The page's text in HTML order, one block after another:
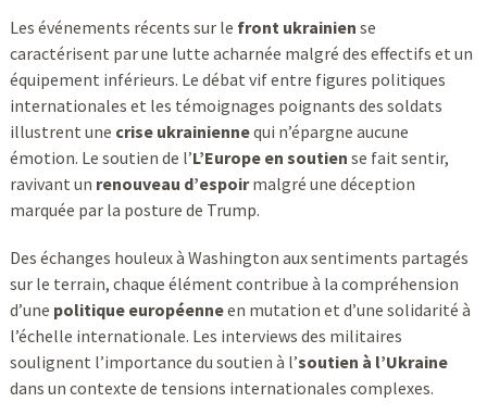
Les événements récents sur le front ukrainien se
caractérisent par une lutte acharnée malgré des effectifs et un
équipement inférieurs. Le débat vif entre figures politiques
internationales et les témoignages poignants des soldats
illustrent une crise ukrainiennequi n’épargne aucune
émotion. Le soutien de l’L’Europe en soutien se fait sentir,
ravivant un renouveau d’espoirmalgré une déception
marquée par la posture de Trump.
Des échanges houleux à Washington aux sentiments partagés
sur le terrain, chaque élément contribue à la compréhension
d’une politique européenneen mutation et d’une solidarité à
l’échelle internationale. Les interviews des militaires
soulignent l’importance du soutien à l’soutien à l’Ukraine
dans un contexte de tensions internationales complexes.